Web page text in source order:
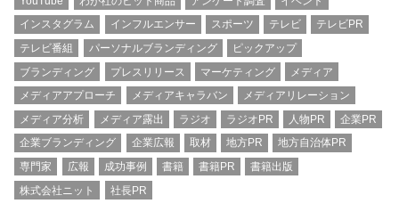
インスタグラム
インフルエンサー スポーツ テレビ
テレビPR
テレビ番組
パーソナルブランディング
ピックアップ
ブランディング
プレスリリース マーケティング
メディア
メディアアプローチ
メディアキャラバン
メディアリレーション
メディア分析
メディア露出 ラジオ ラジオPR 人物PR
企業PR
企業ブランディング
企業広報 取材 地方PR
地方自治体PR
専門家
広報 成功事例 書籍 書籍PR
書籍出版
株式会社ニット
社長PR